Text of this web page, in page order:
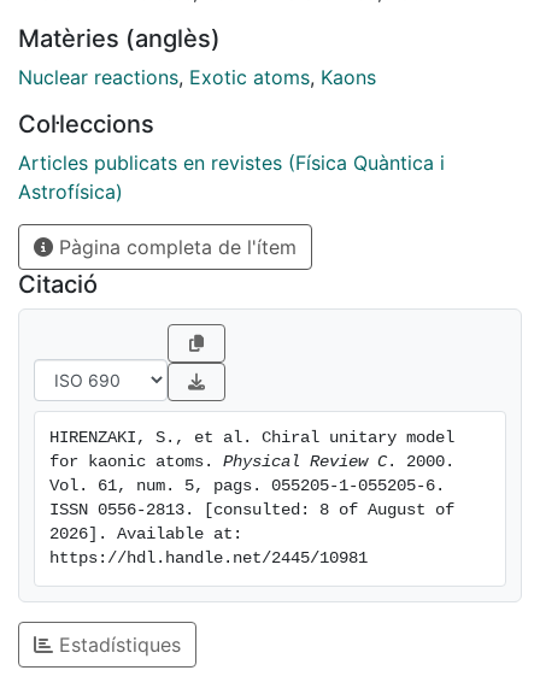
1
meson baryon reactions. In particular the properties of
Λ
(
1405
)
resonance are well reproduced. In the nuclear medium
the properties of this resonance are appreciably
modified, and consequently the kaon nucleon
scattering amplitudes, leading to an attractive kaon
nucleus self-energy for densities higher than
With this interaction we are able to reproduce shifts
and widths of kaonic atoms over the periodic table.
We also investigate the region of deeply bound kaonic
nuclear states which appear with very large widths in
medium and heavy nuclei. Some of the deep atomic
states, still unobserved, appear with narrower widths
Matèries (anglès)
Nuclear reactions, Exotic atoms, Kaons
Col·leccions
Articles publicats en revistes (Física Quàntica i
Astrofísica)
Pàgina completa de l'ítem
Citació
HIRENZAKI, S., et al. Chiral unitary model
for kaonic atoms. Physical Review C . 2000.
Vol. 61, num. 5, pags. 055205-1-055205-6.
ISSN 0556-2813. [consulted: 8 of August of
2026]. Available at:
https://hdl.handle.net/2445/10981
Estadístiques